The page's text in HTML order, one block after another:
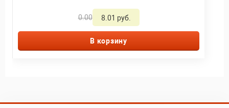
0.00 8.01 руб.
В корзину